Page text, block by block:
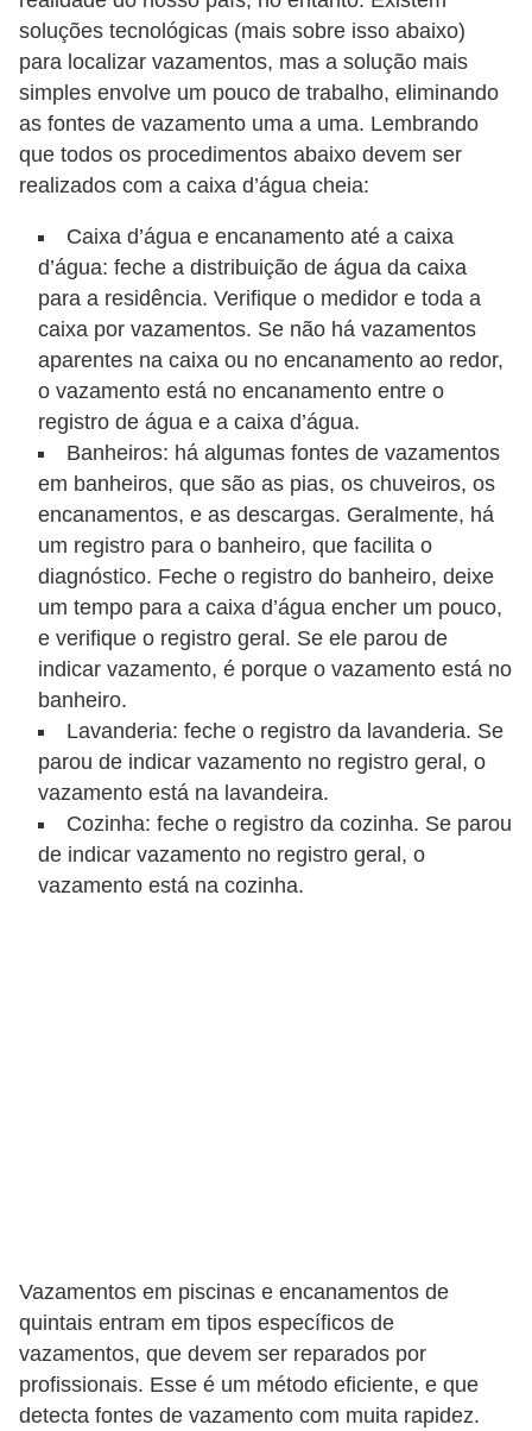
soluções tecnológicas (mais sobre isso abaixo)
para localizar vazamentos, mas a solução mais
simples envolve um pouco de trabalho, eliminando
as fontes de vazamento uma a uma. Lembrando
que todos os procedimentos abaixo devem ser
realizados com a caixa d’água cheia:
Caixa d’água e encanamento até a caixa
d’água: feche a distribuição de água da caixa
para a residência. Verifique o medidor e toda a
caixa por vazamentos. Se não há vazamentos
aparentes na caixa ou no encanamento ao redor,
o vazamento está no encanamento entre o
registro de água e a caixa d’água.
Banheiros: há algumas fontes de vazamentos
em banheiros, que são as pias, os chuveiros, os
encanamentos, e as descargas. Geralmente, há
um registro para o banheiro, que facilita o
diagnóstico. Feche o registro do banheiro, deixe
um tempo para a caixa d’água encher um pouco,
e verifique o registro geral. Se ele parou de
indicar vazamento, é porque o vazamento está no
banheiro.
Lavanderia: feche o registro da lavanderia. Se
parou de indicar vazamento no registro geral, o
vazamento está na lavandeira.
Cozinha: feche o registro da cozinha. Se parou
de indicar vazamento no registro geral, o
vazamento está na cozinha.
Vazamentos em piscinas e encanamentos de
quintais entram em tipos específicos de
vazamentos, que devem ser reparados por
profissionais. Esse é um método eficiente, e que
detecta fontes de vazamento com muita rapidez.
n
d
o
m
í
o